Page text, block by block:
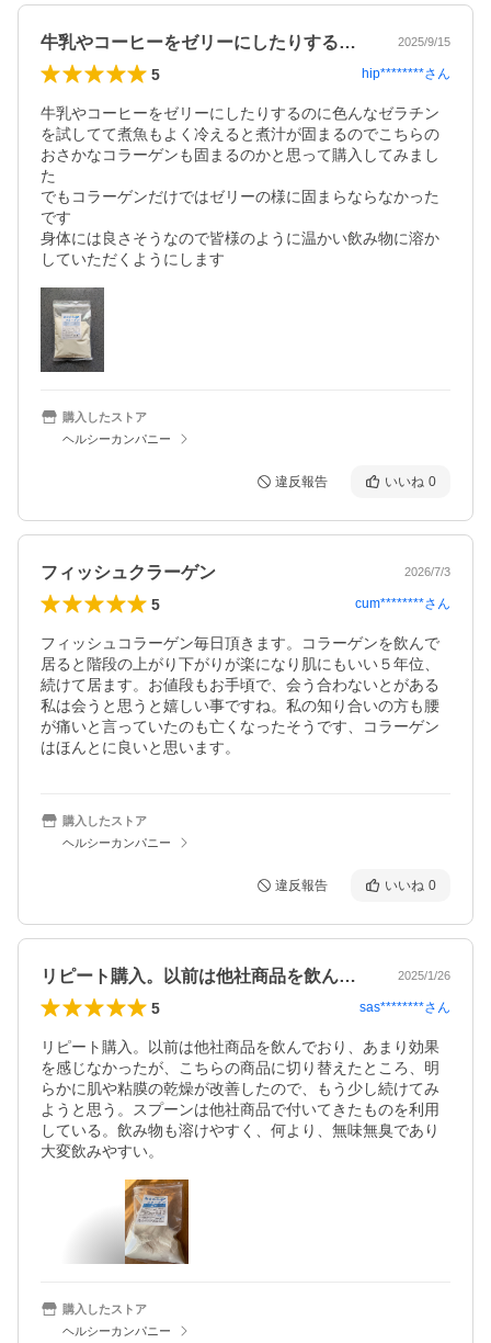
牛乳やコーヒーをゼリーにしたりするのに… 2025/9/15
5 hip********さん
牛乳やコーヒーをゼリーにしたりするのに色んなゼラチン
を試してて煮魚もよく冷えると煮汁が固まるのでこちらの
おさかなコラーゲンも固まるのかと思って購入してみまし
た
でもコラーゲンだけではゼリーの様に固まらならなかった
です
身体には良さそうなので皆様のように温かい飲み物に溶か
していただくようにします
購入したストア
ヘルシーカンパニー
違反報告 いいね 0
フィッシュクラーゲン 2026/7/3
5 cum********さん
フィッシュコラーゲン毎日頂きます。コラーゲンを飲んで
居ると階段の上がり下がりが楽になり肌にもいい５年位、
続けて居ます。お値段もお手頃で、会う合わないとがある
私は会うと思うと嬉しい事ですね。私の知り合いの方も腰
が痛いと言っていたのも亡くなったそうです、コラーゲン
はほんとに良いと思います。
購入したストア
ヘルシーカンパニー
違反報告 いいね 0
リピート購入。以前は他社商品を飲んでお… 2025/1/26
5 sas********さん
リピート購入。以前は他社商品を飲んでおり、あまり効果
を感じなかったが、こちらの商品に切り替えたところ、明
らかに肌や粘膜の乾燥が改善したので、もう少し続けてみ
ようと思う。スプーンは他社商品で付いてきたものを利用
している。飲み物も溶けやすく、何より、無味無臭であり
大変飲みやすい。
購入したストア
ヘルシーカンパニー